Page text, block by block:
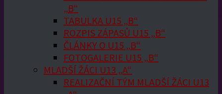
„B“
TABULKA U15 „B“
ROZPIS ZÁPASŮ U15 „B“
ČLÁNKY O U15 „B“
FOTOGALERIE U15 „B“
MLADŠÍ ŽÁCI U13 „A“
REALIZAČNÍ TÝM MLADŠÍ ŽÁCI U13